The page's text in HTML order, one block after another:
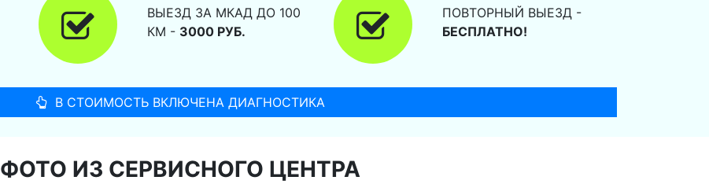
ВЫЕЗД ЗА МКАД ДО 100
КМ - 3000 РУБ.
ПОВТОРНЫЙ ВЫЕЗД -
БЕСПЛАТНО!
В СТОИМОСТЬ ВКЛЮЧЕНА ДИАГНОСТИКА
ФОТО ИЗ СЕРВИСНОГО ЦЕНТРА